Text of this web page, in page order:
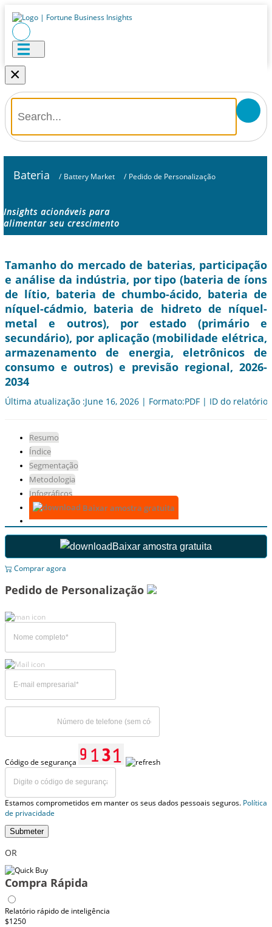
×
Bateria / Battery Market / Pedido de Personalização
Insights acionáveis ​​para
alimentar seu crescimento
Tamanho do mercado de baterias, participação
e análise da indústria, por tipo (bateria de íons
de lítio, bateria de chumbo-ácido, bateria de
níquel-cádmio, bateria de hidreto de níquel-
metal e outros), por estado (primário e
secundário), por aplicação (mobilidade elétrica,
armazenamento de energia, eletrônicos de
consumo e outros) e previsão regional, 2026-
2034
Última atualização :June 16, 2026 | Formato:PDF | ID do relatório:
Resumo
Índice
Segmentação
Metodologia
Infográficos
Baixar amostra gratuita
Baixar amostra gratuita
Comprar agora
Pedido de Personalização
Código de segurança
Estamos comprometidos em manter os seus dados pessoais seguros. Política
de privacidade
Submeter
OR
Compra Rápida
Relatório rápido de inteligência
$1250